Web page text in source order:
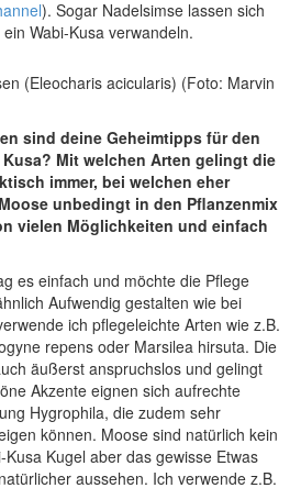
). Sogar Nadelsimse lassen sich
Wabi-Kusa verwandeln.
(Eleocharis acicularis) (Foto: Marvin
sind deine Geheimtipps für den
Mit welchen Arten gelingt die
immer, bei welchen eher
unbedingt in den Pflanzenmix
vielen Möglichkeiten und einfach
es einfach und möchte die Pflege
Aufwendig gestalten wie bei
ich pflegeleichte Arten wie z.B.
repens oder Marsilea hirsuta. Die
äußerst anspruchslos und gelingt
Akzente eignen sich aufrechte
Hygrophila, die zudem sehr
können. Moose sind natürlich kein
Kugel aber das gewisse Etwas
aussehen. Ich verwende z.B.